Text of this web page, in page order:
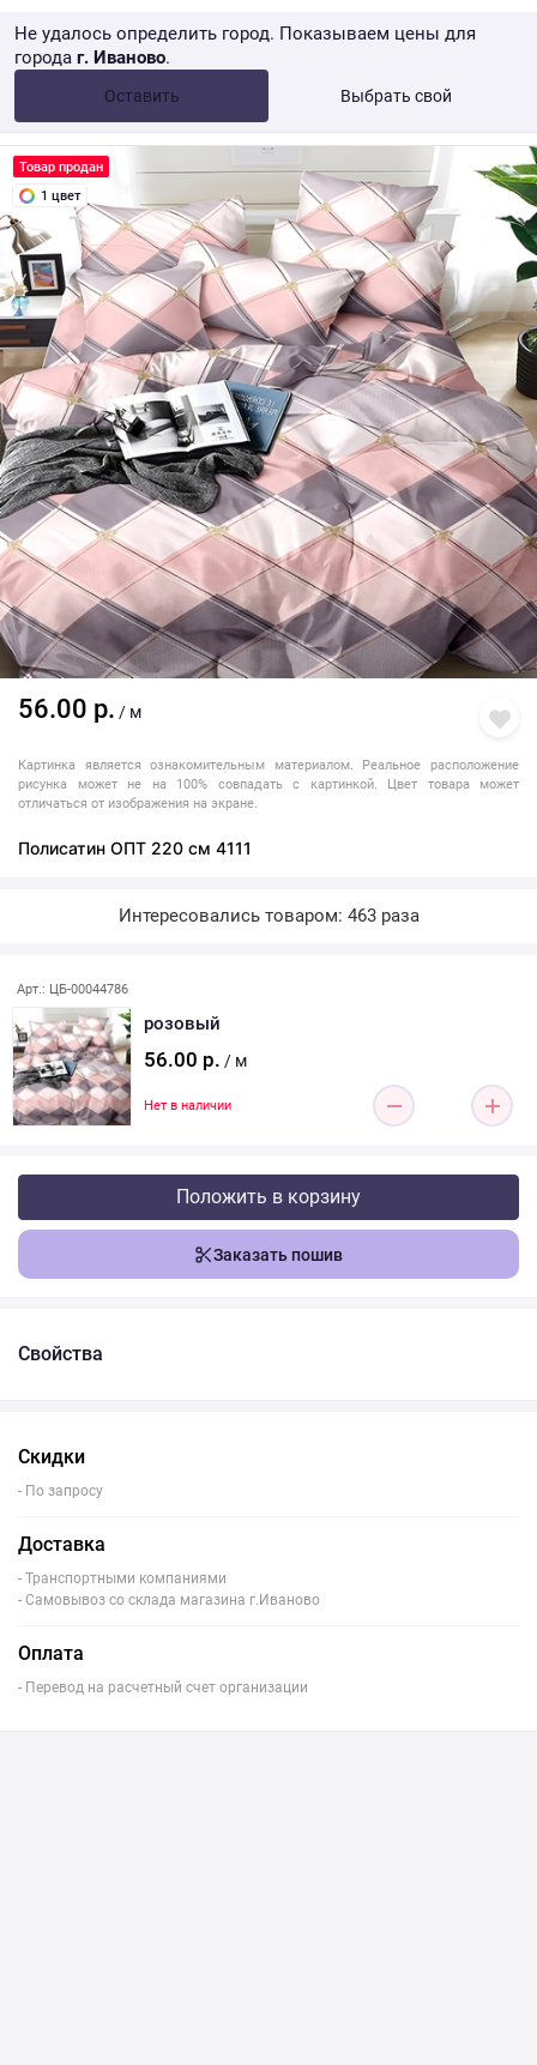
Не удалось определить город. Показываем цены для
города г. Иваново.
Оставить Выбрать свой
от 10 000 ₽ Розница → WB
Товар продан
1 цвет
56.00 р. / м
Картинка является ознакомительным материалом. Реальное расположение
рисунка может не на 100% совпадать с картинкой. Цвет товара может
отличаться от изображения на экране.
Полисатин ОПТ 220 см 4111
Интересовались товаром: 463 раза
Арт.: ЦБ-00044786
розовый
56.00 р. / м
Нет в наличии
Положить в корзину
Заказать пошив
Свойства
Скидки
- По запросу
Доставка
- Транспортными компаниями
- Самовывоз со склада магазина г.Иваново
Оплата
- Перевод на расчетный счет организации